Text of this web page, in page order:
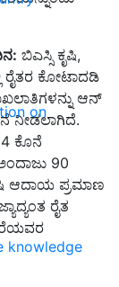
on
knowledge
: ಬಿಎಸ್ಸಿ ಕೃಷಿ,
ಕೋಟಾದಡಿ
ಆನ್‌
ನೀಡಲಾಗಿದೆ.
ಕೊನೆ
90
ಆದಾಯ ಪ್ರಮಾಣ
ರೈತ